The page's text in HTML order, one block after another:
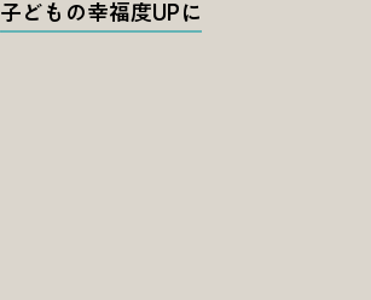
子どもの幸福度UPに